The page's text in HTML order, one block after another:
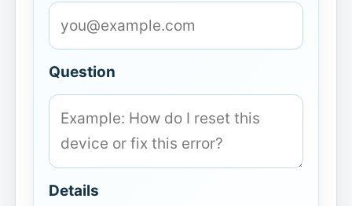
Question
Details